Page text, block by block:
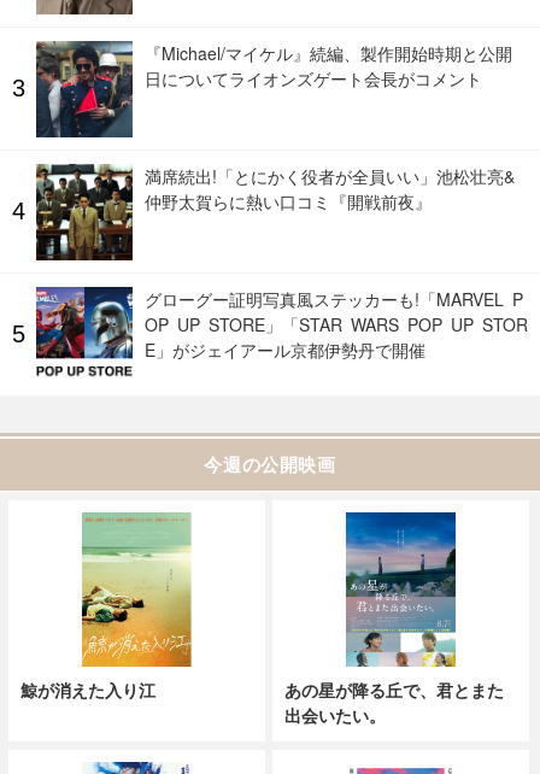
『Michael/マイケル』続編、製作開始時期と公開
日についてライオンズゲート会長がコメント
満席続出!「とにかく役者が全員いい」池松壮亮&
仲野太賀らに熱い口コミ『開戦前夜』
グローグー証明写真風ステッカーも!「MARVEL P
OP UP STORE」「STAR WARS POP UP STOR
E」がジェイアール京都伊勢丹で開催
今週の公開映画
鯨が消えた入り江
あの星が降る丘で、君とまた
出会いたい。